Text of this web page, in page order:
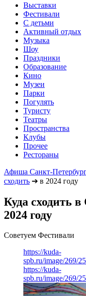
Выставки
Фестивали
С детьми
Активный отдых
Музыка
Шоу
Праздники
Образование
Кино
Музеи
Парки
Погулять
Туристу
Театры
Пространства
Клубы
Прочее
Рестораны
Афиша Санкт-
сходить ➔ в 2024 году
Куда сходить
2024 году
Советуем Фестивали
https://kuda-
spb.ru/image/269/
https://kuda-
spb.ru/image/269/